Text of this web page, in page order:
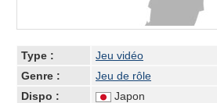
Type :
Jeu vidéo
Genre :
Jeu de rôle
Dispo :
Japon